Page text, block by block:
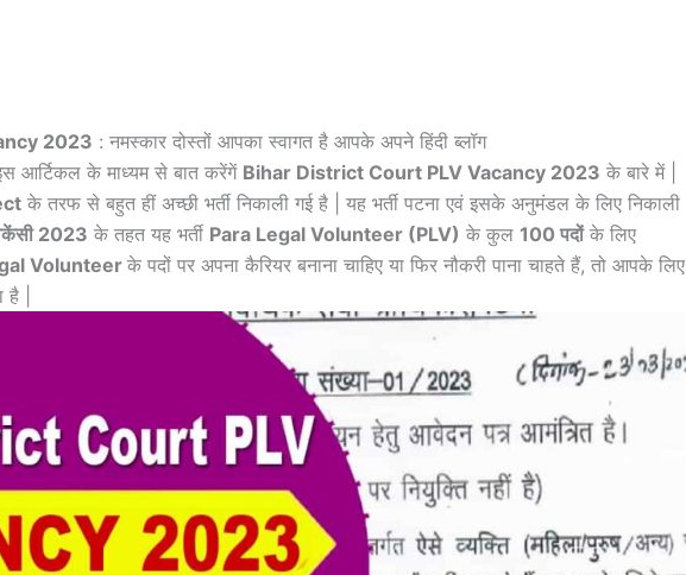
2023 : नमस्कार दोस्तों आपका स्वागत है आपके अपने हिंदी ब्लॉग
आर्टिकल के माध्यम से बात करेंगें Bihar District Court PLV Vacancy 2023 के बारे में |
के तरफ से बहुत हीं अच्छी भर्ती निकाली गई है | यह भर्ती पटना एवं इसके अनुमंडल के लिए निकाली
वैकेंसी 2023 के तहत यह भर्ती Para Legal Volunteer (PLV) के कुल 100 पदोंके लिए
Volunteer के पदों पर अपना कैरियर बनाना चाहिए या फिर नौकरी पाना चाहते हैं, तो आपके लिए
|